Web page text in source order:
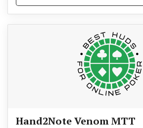
Hand2Note Venom MTT